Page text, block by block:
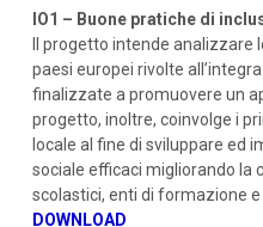
IO1 – Buone pratiche di
Il progetto intende
paesi europei rivolte
finalizzate a promuovere un
progetto, inoltre, coinvolge i
locale al fine di sviluppare ed
sociale efficaci migliorando la
scolastici, enti di formazione e
DOWNLOAD